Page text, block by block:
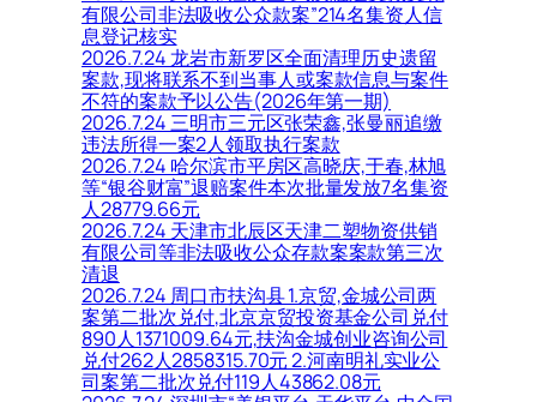
有限公司非法吸收公众款案”214名集资人信
息登记核实
2026.7.24 龙岩市新罗区全面清理历史遗留
案款,现将联系不到当事人或案款信息与案件
不符的案款予以公告(2026年第一期)
2026.7.24 三明市三元区张荣鑫,张曼丽追缴
违法所得一案2人领取执行案款
2026.7.24 哈尔滨市平房区高晓庆,于春,林旭
等“银谷财富”退赔案件本次批量发放7名集资
人28779.66元
2026.7.24 天津市北辰区天津二塑物资供销
有限公司等非法吸收公众存款案案款第三次
清退
2026.7.24 周口市扶沟县 1.京贸,金城公司两
案第二批次兑付,北京京贸投资基金公司兑付
890人1371009.64元,扶沟金城创业咨询公司
兑付262人2858315.70元 2.河南明礼实业公
司案第二批次兑付119人43862.08元